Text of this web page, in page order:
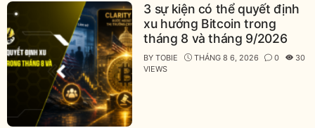
3 sự kiện có thể quyết định
xu hướng Bitcoin trong
tháng 8 và tháng 9/2026
BYTOBIE THÁNG 8 6, 2026 0
30
VIEWS